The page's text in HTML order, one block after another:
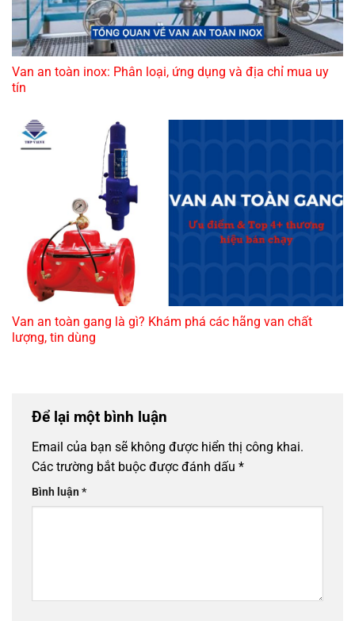
Van an toàn inox: Phân loại, ứng dụng và địa chỉ mua uy
tín
Van an toàn gang là gì? Khám phá các hãng van chất
lượng, tin dùng
Để lại một bình luận
Email của bạn sẽ không được hiển thị công khai.
Các trường bắt buộc được đánh dấu *
Bình luận*